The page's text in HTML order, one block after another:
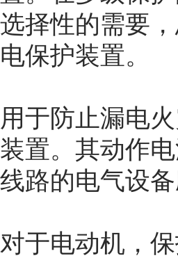
选择性的需要
电保护装置。
用于防止漏电
装置。其动作
线路的电气设
对于电动机，